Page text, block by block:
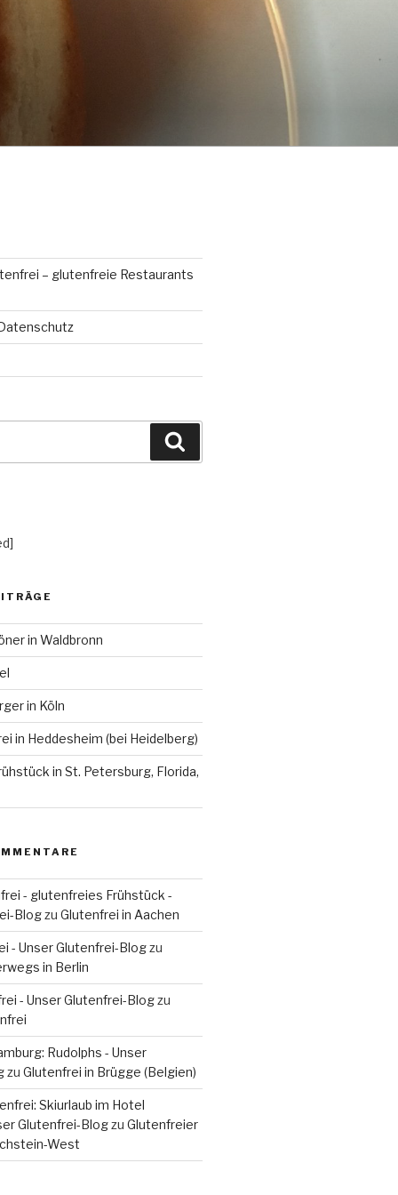
– glutenfreie Restaurants
in Waldbronn
in Köln
in Heddesheim (bei Heidelberg)
in St. Petersburg, Florida,
- glutenfreies Frühstück -
Blogzu Glutenfrei in Aachen
- Unser Glutenfrei-Blogzu
in Berlin
- Unser Glutenfrei-Blogzu
Rudolphs - Unser
zu Glutenfrei in Brügge (Belgien)
Skiurlaub im Hotel
Glutenfrei-Blogzu Glutenfreier
West